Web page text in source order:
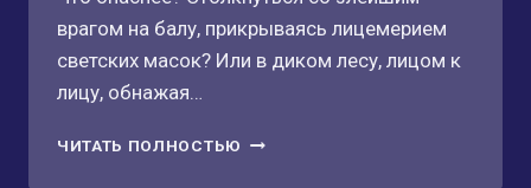
врагом на балу, прикрываясь лицемерием
светских масок? Или в диком лесу, лицом к
лицу, обнажая…
ЧИТАТЬ ПОЛНОСТЬЮ ВОЛЧИЦА